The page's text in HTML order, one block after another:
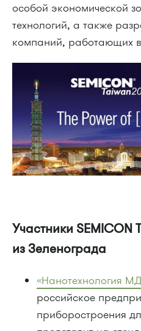
особой экономической
технологий, а также
компаний, работающих
Участники SEMICON
из Зеленограда
«Нанотехнология
российское
приборостроения